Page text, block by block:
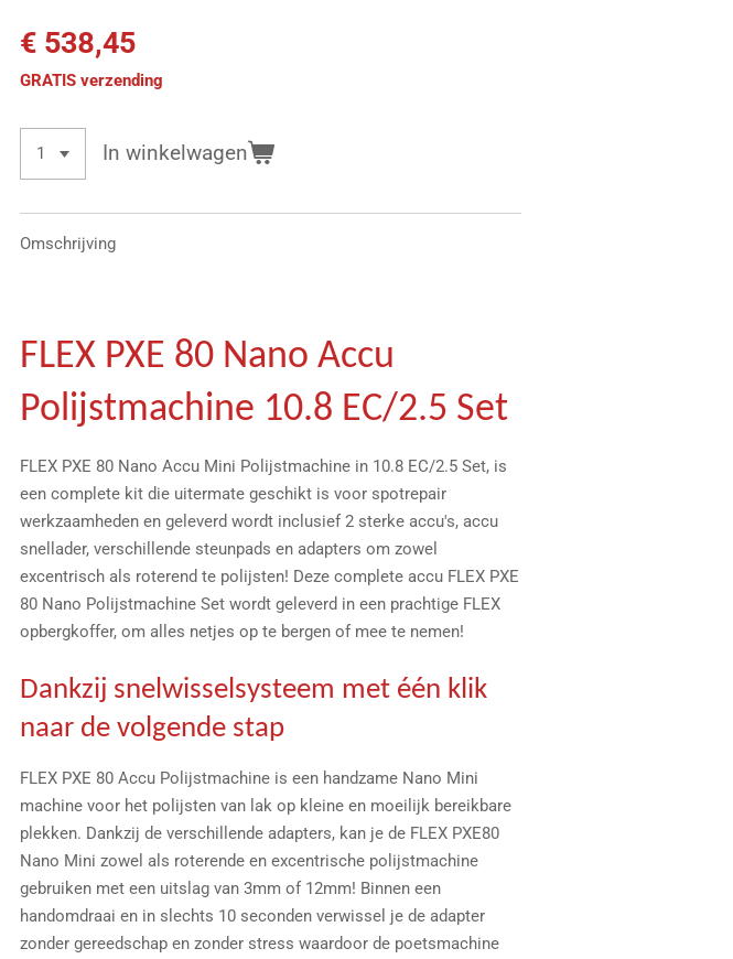
€ 538,45
GRATIS verzending
In winkelwagen
Omschrijving
FLEX PXE 80 Nano Accu
Polijstmachine 10.8 EC/2.5 Set
FLEX PXE 80 Nano Accu Mini Polijstmachine in 10.8 EC/2.5 Set, is
een complete kit die uitermate geschikt is voor spotrepair
werkzaamheden en geleverd wordt inclusief 2 sterke accu's, accu
snellader, verschillende steunpads en adapters om zowel
excentrisch als roterend te polijsten! Deze complete accu FLEX PXE
80 Nano Polijstmachine Set wordt geleverd in een prachtige FLEX
opbergkoffer, om alles netjes op te bergen of mee te nemen!
Dankzij snelwisselsysteem met één klik
naar de volgende stap
FLEX PXE 80 Accu Polijstmachine is een handzame Nano Mini
machine voor het polijsten van lak op kleine en moeilijk bereikbare
plekken. Dankzij de verschillende adapters, kan je de FLEX PXE80
Nano Mini zowel als roterende en excentrische polijstmachine
gebruiken met een uitslag van 3mm of 12mm! Binnen een
handomdraai en in slechts 10 seconden verwissel je de adapter
zonder gereedschap en zonder stress waardoor de poetsmachine